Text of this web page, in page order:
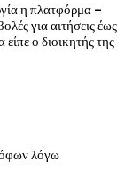
η πλατφόρμα –
για αιτήσεις έως
ο διοικητής της
λόγω